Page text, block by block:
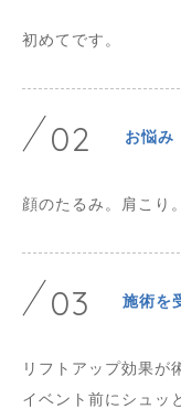
初めてです。
02 お悩み
顔のたるみ。肩こり。
03 施術を
リフトアップ効果が
イベント前にシュッ